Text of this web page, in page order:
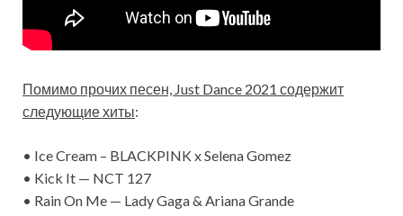
Помимо прочих песен, Just Dance 2021 содержит
следующие хиты:
• Ice Cream – BLACKPINK x Selena Gomez
• Kick It — NCT 127
• Rain On Me — Lady Gaga & Ariana Grande